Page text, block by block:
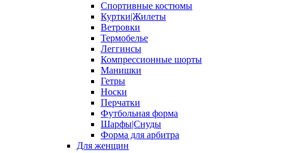
Спортивные костюмы
Куртки|Жилеты
Ветровки
Термобелье
Леггинсы
Компрессионные шорты
Манишки
Гетры
Носки
Перчатки
Футбольная форма
Шарфы|Снуды
Форма для арбитра
Для женщин